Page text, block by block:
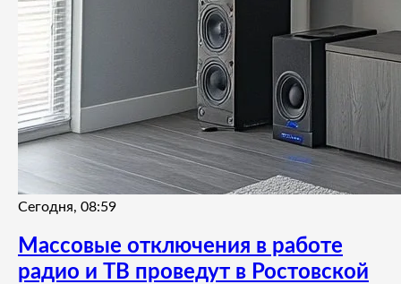
Сегодня, 08:59
Массовые отключения в работе
радио и ТВ проведут в Ростовской